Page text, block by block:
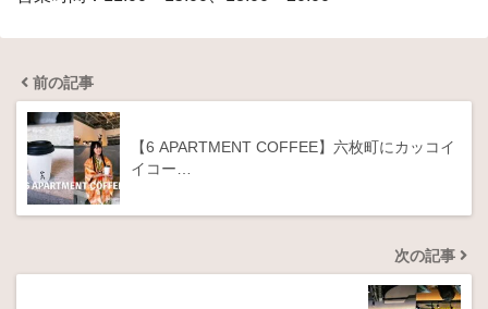
前の記事
【6 APARTMENT COFFEE】六枚町にカッコイ
イコー…
次の記事